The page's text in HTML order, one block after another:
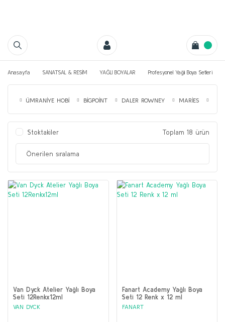
Anasayfa SANATSAL & RESİM YAĞLI BOYALAR Profesyonel Yağlı Boya Setleri
ÜMRANİYE HOBİ BİGPOİNT DALER ROWNEY MARİES
Stoktakiler Toplam 18 ürün
Van Dyck Atelier Yağlı Boya
Seti 12Renkx12ml
VAN DYCK
Fanart Academy Yağlı Boya
Seti 12 Renk x 12 ml
FANART